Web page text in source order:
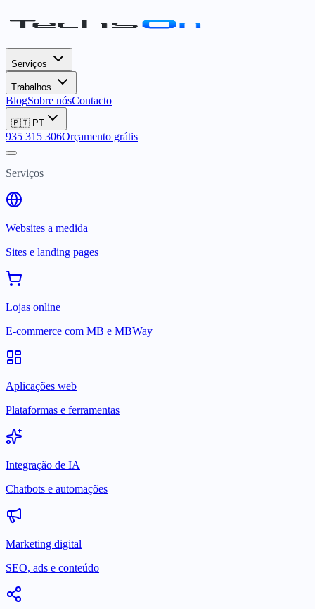
Serviços
Trabalhos
BlogSobre nósContacto
🇵🇹 PT
935 315 306Orçamento grátis
Serviços
Websites a medida
Sites e landing pages
Lojas online
E-commerce com MB e MBWay
Aplicações web
Plataformas e ferramentas
Integração de IA
Chatbots e automações
Marketing digital
SEO, ads e conteúdo